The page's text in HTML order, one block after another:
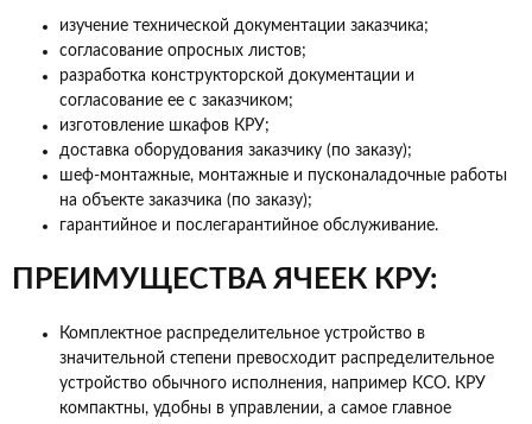
изучение технической документации заказчика;
согласование опросных листов;
разработка конструкторской документации и
согласование ее с заказчиком;
изготовление шкафов КРУ;
доставка оборудования заказчику (по заказу);
шеф-монтажные, монтажные и пусконаладочные работы
на объекте заказчика (по заказу);
гарантийное и послегарантийное обслуживание.
ПРЕИМУЩЕСТВА ЯЧЕЕК КРУ:
Комплектное распределительное устройство в
значительной степени превосходит распределительное
устройство обычного исполнения, например КСО. КРУ
компактны, удобны в управлении, а самое главное